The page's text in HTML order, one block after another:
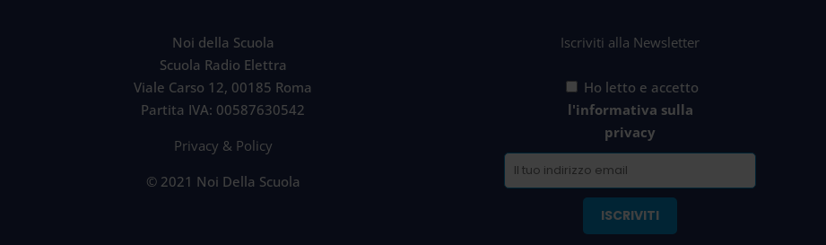
Noi della Scuola
Scuola Radio Elettra
Viale Carso 12, 00185 Roma
Partita IVA: 00587630542
Privacy & Policy
© 2021 Noi Della Scuola
Iscriviti alla Newsletter
Ho letto e accetto
l'informativa sulla
privacy